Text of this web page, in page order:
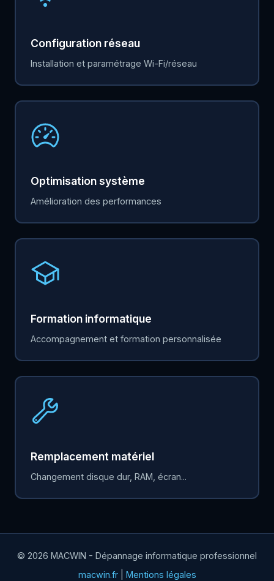
Configuration réseau
Installation et paramétrage Wi-Fi/réseau
Optimisation système
Amélioration des performances
Formation informatique
Accompagnement et formation personnalisée
Remplacement matériel
Changement disque dur, RAM, écran...
© 2026 MACWIN - Dépannage informatique professionnel
macwin.fr| Mentions légales